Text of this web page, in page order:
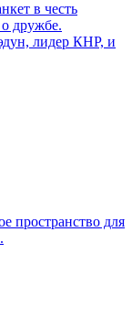
в честь
о дружбе.
лидер КНР, и
пространство для